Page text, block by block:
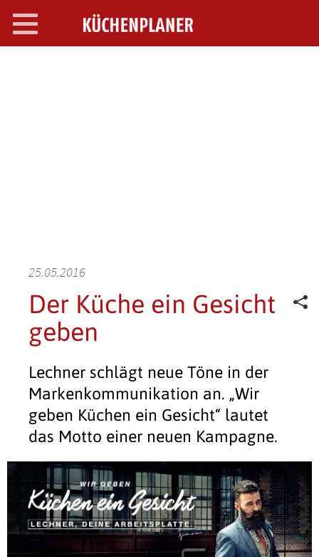
Toggle
navigation
25.05.2016
Der Küche ein Gesicht
geben
Lechner schlägt neue Töne in der
Markenkommunikation an. „Wir
geben Küchen ein Gesicht“ lautet
das Motto einer neuen Kampagne.